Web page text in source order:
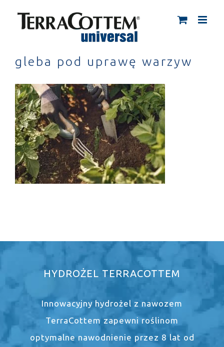
gleba pod uprawę warzyw
HYDROŻEL TERRACOTTEM
Innowacyjny hydrożel z nawozem
TerraCottem zapewni roślinom
optymalne nawodnienie przez 8 lat od